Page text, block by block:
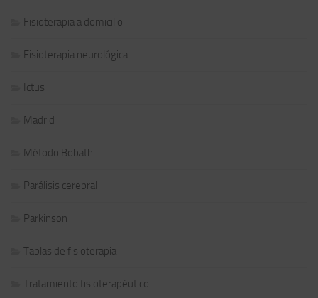
Fisioterapia a domicilio
Fisioterapia neurológica
Ictus
Madrid
Método Bobath
Parálisis cerebral
Parkinson
Tablas de fisioterapia
Tratamiento fisioterapéutico